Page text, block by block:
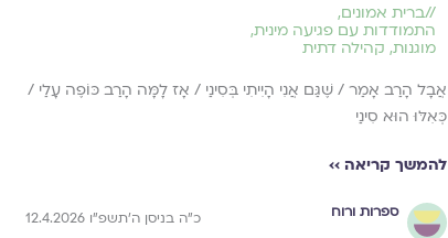
//ברית אמונים,
התמודדות עם פגיעה מינית,
מוגנות, קהילה דתית
אֲבָל הָרַב אָמַר / שֶׁגַּם אֲנִי הָיִיתִי בְּסִינַי / אָז לָמָּה הָרַב כּוֹפֶה עָלַי /
כְּאִלּוּ הוּא סִינַי
להמשך קריאה ››
ספרות ורוח כ״ה בניסן ה׳תשפ״ו 12.4.2026